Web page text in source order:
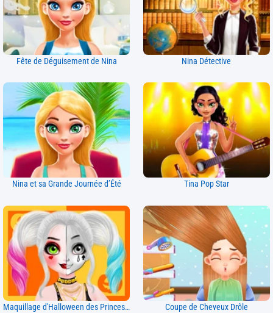
Fête de Déguisement de Nina Nina Détective
Nina et sa Grande Journée d’Été Tina Pop Star
Maquillage d'Halloween des Princesses Coupe de Cheveux Drôle